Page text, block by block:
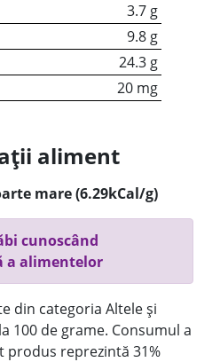
3.7 g
9.8 g
24.3 g
20 mg
aliment
mare (6.29kCal/g)
cunoscând
a alimentelor
din categoria Altele și
100 de grame. Consumul a
produs reprezintă 31%